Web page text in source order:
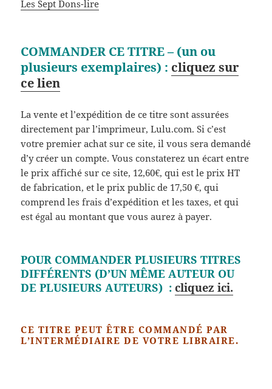
Les Sept Dons-lire
COMMANDER CE TITRE – (un ou
plusieurs exemplaires) : cliquez sur
ce lien
La vente et l’expédition de ce titre sont assurées
directement par l’imprimeur, Lulu.com. Si c’est
votre premier achat sur ce site, il vous sera demandé
d’y créer un compte. Vous constaterez un écart entre
le prix affiché sur ce site, 12,60€, qui est le prix HT
de fabrication, et le prix public de 17,50 €, qui
comprend les frais d’expédition et les taxes, et qui
est égal au montant que vous aurez à payer.
POUR COMMANDER PLUSIEURS TITRES
DIFFÉRENTS (D’UN MÊME AUTEUR OU
DE PLUSIEURS AUTEURS) : cliquez ici.
CE TITRE PEUT ÊTRE COMMANDÉ PAR
L’INTERMÉDIAIRE DE VOTRE LIBRAIRE.